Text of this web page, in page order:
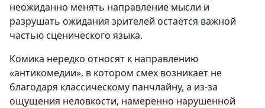
неожиданно менять направление мысли и
разрушать ожидания зрителей остаётся важной
частью сценического языка.
Комика нередко относят к направлению
«антикомедии», в котором смех возникает не
благодаря классическому панчлайну, а из-за
ощущения неловкости, намеренно нарушенной